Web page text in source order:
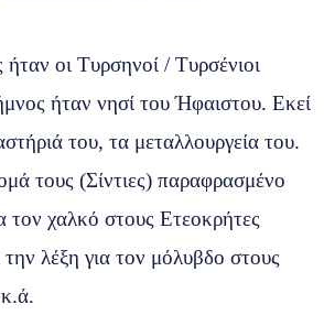
ήταν οι Τυρσηνοί / Τυρσένιοι
ήταν νησί του Ήφαιστου. Εκεί
του, τα μεταλλουργεία του.
τους (Σίντιες) παραφρασμένο
τον χαλκό στους Ετεοκρήτες
την λέξη για τον μόλυβδο στους